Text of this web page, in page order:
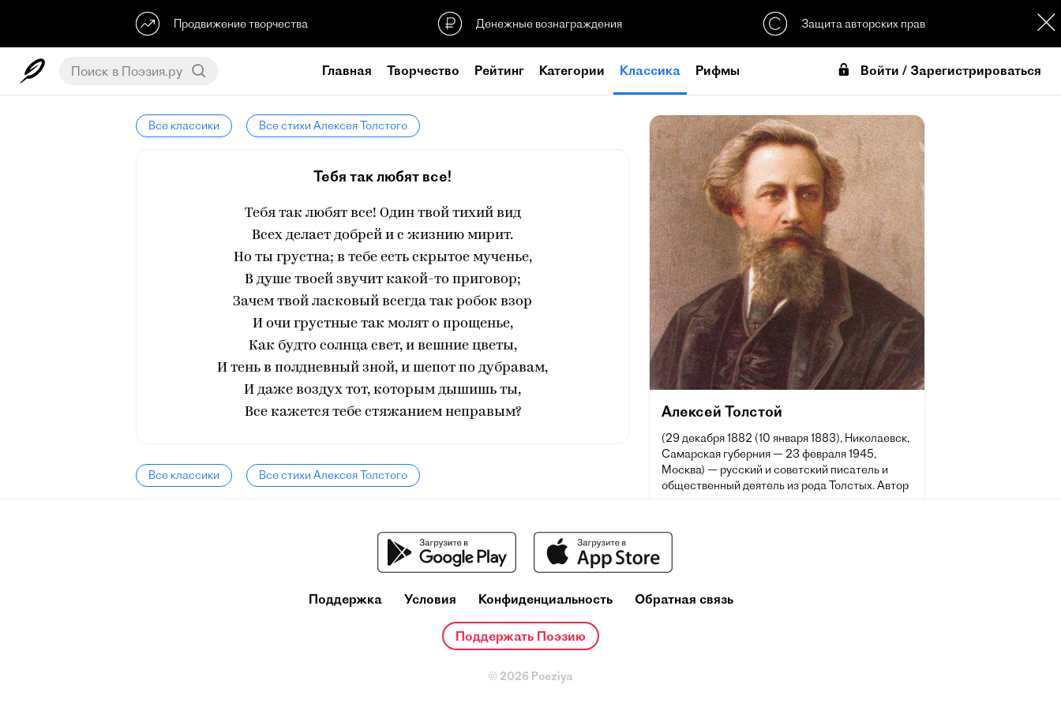
Продвижение творчества Денежные вознаграждения Защита авторских прав
Главная Творчество Рейтинг Категории Классика Рифмы Войти / Зарегистрироваться
Все классики Все стихи Алексея Толстого
Тебя так любят все!
Тебя так любят все! Один твой тихий вид
Всех делает добрей и с жизнию мирит.
Но ты грустна; в тебе есть скрытое мученье,
В душе твоей звучит какой-то приговор;
Зачем твой ласковый всегда так робок взор
И очи грустные так молят о прощенье,
Как будто солнца свет, и вешние цветы,
И тень в полдневный зной, и шепот по дубравам,
И даже воздух тот, которым дышишь ты,
Все кажется тебе стяжанием неправым?
Все классики Все стихи Алексея Толстого
Алексей Толстой
(29 декабря 1882 (10 января 1883), Николаевск,
Самарская губерния — 23 февраля 1945,
Москва) — русский и советский писатель и
общественный деятель из рода Толстых. Автор
рассказов, публицистических произведений.
Поддержка Условия Конфиденциальность Обратная связь
Поддержать Поэзию
© 2026 Poeziya